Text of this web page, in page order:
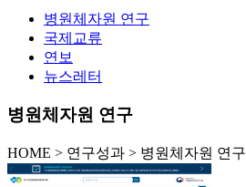
병원체자원 연구
국제교류
연보
뉴스레터
병원체자원 연구
HOME > 연구성과 > 병원체자원 연구